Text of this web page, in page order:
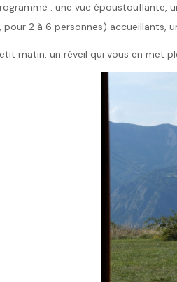
: une vue époustouflante,
2 à 6 personnes) accueillants,
matin, un réveil qui vous en met